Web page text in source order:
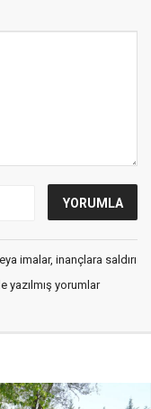
imalar, inançlara saldırı
yazılmış yorumlar